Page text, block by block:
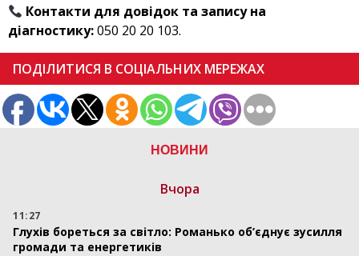
НОВИНИ
Вчора
11:27
Глухів бореться за світло: Романько об’єднує зусилля
громади та енергетиків
Контакти для довідок та запису на
діагностику:050 20 20 103.
ПОДІЛИТИСЯ В СОЦІАЛЬНИХ МЕРЕЖАХ